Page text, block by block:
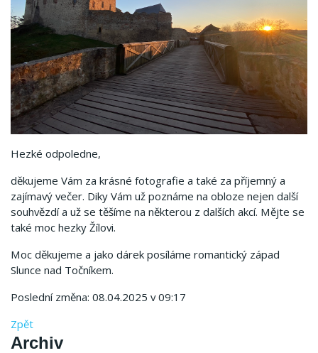
Hezké odpoledne,
děkujeme Vám za krásné fotografie a také za příjemný a
zajímavý večer. Diky Vám už poznáme na obloze nejen další
souhvězdí a už se těšíme na některou z dalších akcí. Mějte se
také moc hezky Žílovi.
Moc děkujeme a jako dárek posíláme romantický západ
Slunce nad Točníkem.
Poslední změna: 08.04.2025 v 09:17
Zpět
Archiv